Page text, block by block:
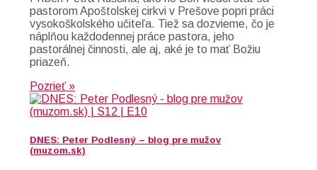
pastorom Apoštolskej cirkvi v Prešove popri práci
vysokoškolského učiteľa. Tiež sa dozvieme, čo je
náplňou každodennej práce pastora, jeho
pastorálnej činnosti, ale aj, aké je to mať Božiu
priazeň.
Pozrieť »
DNES: Peter Podlesný – blog pre mužov
(muzom.sk)